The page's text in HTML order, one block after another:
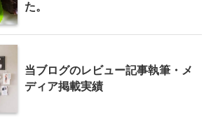
た。
当ブログのレビュー記事執筆・メ
ディア掲載実績